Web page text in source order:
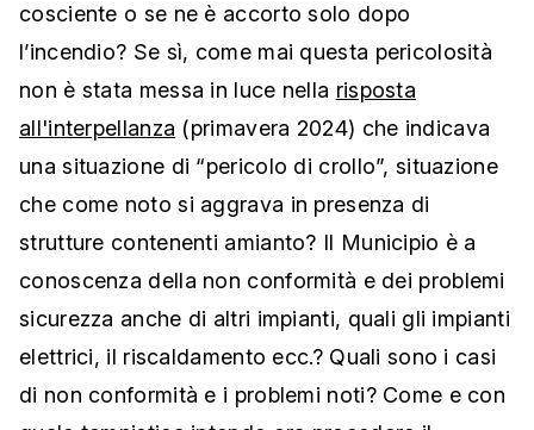
cosciente o se ne è accorto solo dopo
l’incendio? Se sì, come mai questa pericolosità
non è stata messa in luce nella risposta
all'interpellanza (primavera 2024) che indicava
una situazione di “pericolo di crollo”, situazione
che come noto si aggrava in presenza di
strutture contenenti amianto? Il Municipio è a
conoscenza della non conformità e dei problemi
sicurezza anche di altri impianti, quali gli impianti
elettrici, il riscaldamento ecc.? Quali sono i casi
di non conformità e i problemi noti? Come e con